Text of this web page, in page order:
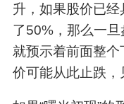
升，如果股价已
了50%，那么一旦
就预示着前面整
价可能从此止跌，